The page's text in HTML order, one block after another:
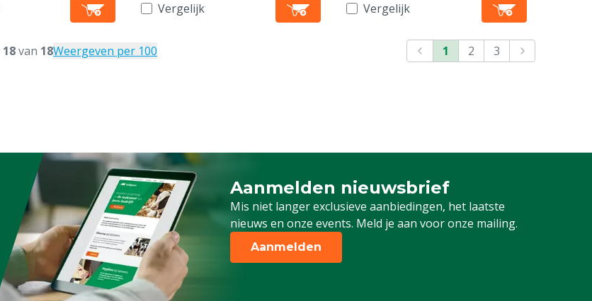
Vergelijk Vergelijk
18van 18Weergeven per 100 1 2 3
Aanmelden nieuwsbrief
Mis niet langer exclusieve aanbiedingen, het laatste
nieuws en onze events. Meld je aan voor onze mailing.
Schrijf je in voor onze nieuwsbrief
Aanmelden